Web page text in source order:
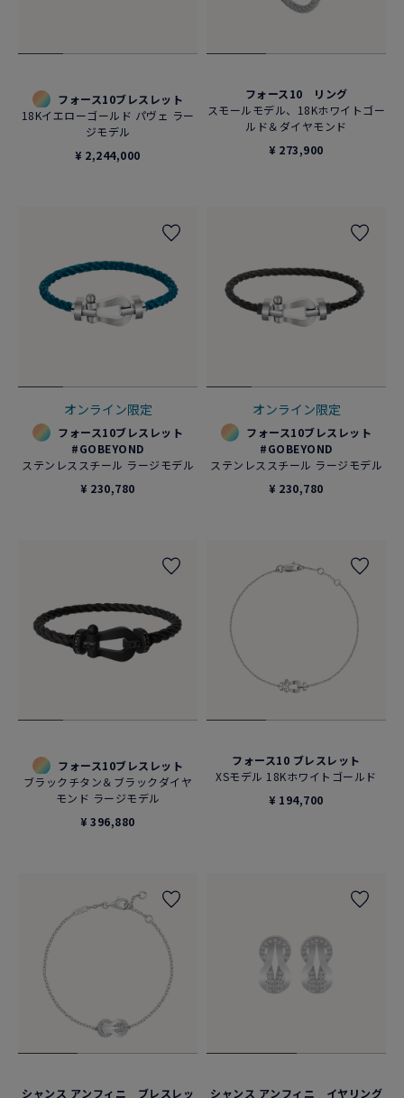
フォース10ブレスレット
18Kイエローゴールド パヴェ ラー
ジモデル
¥ 2,244,000
フォース10 リング
スモールモデル、18Kホワイトゴー
ルド＆ダイヤモンド
¥ 273,900
オンライン限定
フォース10ブレスレット
#GOBEYOND
ステンレススチール ラージモデル
¥ 230,780
オンライン限定
フォース10ブレスレット
#GOBEYOND
ステンレススチール ラージモデル
¥ 230,780
フォース10ブレスレット
ブラックチタン＆ブラックダイヤ
モンド ラージモデル
¥ 396,880
フォース10 ブレスレット
XSモデル 18Kホワイトゴールド
¥ 194,700
シャンス アンフィニ ブレスレッ シャンス アンフィニ イヤリング